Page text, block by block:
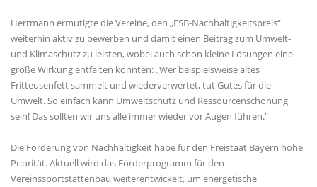
Herrmann ermutigte die Vereine, den „ESB-Nachhaltigkeitspreis“
weiterhin aktiv zu bewerben und damit einen Beitrag zum Umwelt-
und Klimaschutz zu leisten, wobei auch schon kleine Lösungen eine
große Wirkung entfalten könnten: „Wer beispielsweise altes
Fritteusenfett sammelt und wiederverwertet, tut Gutes für die
Umwelt. So einfach kann Umweltschutz und Ressourcenschonung
sein! Das sollten wir uns alle immer wieder vor Augen führen.“
Die Förderung von Nachhaltigkeit habe für den Freistaat Bayern hohe
Priorität. Aktuell wird das Förderprogramm für den
Vereinssportstättenbau weiterentwickelt, um energetische